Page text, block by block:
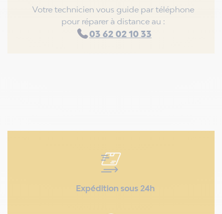
Votre technicien vous guide par téléphone
pour réparer à distance au :
03 62 02 10 33
Expédition sous 24h